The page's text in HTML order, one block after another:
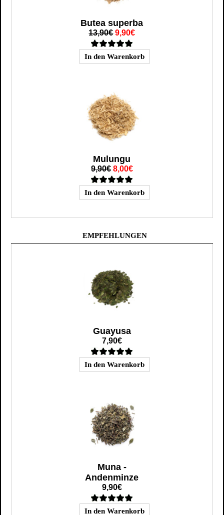
Butea superba
13,90€ 9,90€
Mulungu
9,90€ 8,00€
EMPFEHLUNGEN
Guayusa
7,90€
Muna -
Andenminze
9,90€